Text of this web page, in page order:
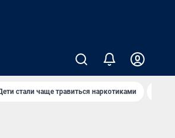
стали чаще травиться наркотиками